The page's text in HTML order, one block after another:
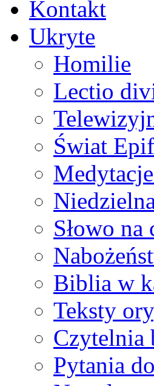
Kontakt
Ukryte
Homilie
Lectio
Świat
Słowo na
Biblia w
Teksty
Czytelnia
Pytania